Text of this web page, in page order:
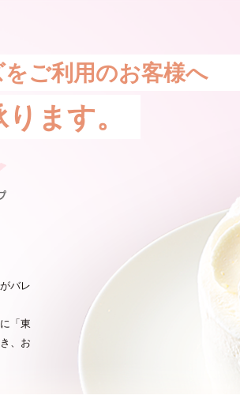
ご利用のお客様へ
ます。
バレ
「東
、お